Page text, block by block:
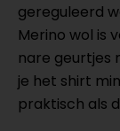
gereguleerd
Merino wol is
nare geurtjes
je het shirt
praktisch als